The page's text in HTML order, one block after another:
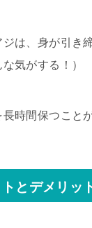
は、身が引き
気がする！）
時間保つこと
とデメリッ